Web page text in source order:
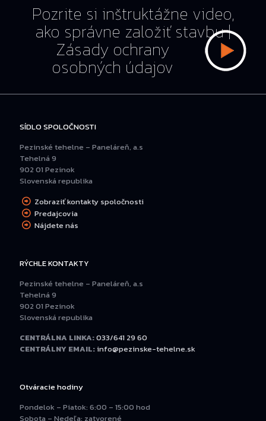
Pozrite si inštruktážne video,
ako správne založiť stavbu|
Zásady ochrany
osobných údajov
SÍDLO SPOLOČNOSTI
Pezinské tehelne – Paneláreň, a.s
Tehelná 9
902 01 Pezinok
Slovenská republika
Zobraziť kontakty spoločnosti
Predajcovia
Nájdete nás
RÝCHLE KONTAKTY
Pezinské tehelne – Paneláreň, a.s
Tehelná 9
902 01 Pezinok
Slovenská republika
CENTRÁLNA LINKA:033/641 29 60
CENTRÁLNY EMAIL: info@pezinske-tehelne.sk
Otváracie hodiny
Pondelok – Piatok: 6:00 – 15:00 hod
Sobota – Nedeľa: zatvorené